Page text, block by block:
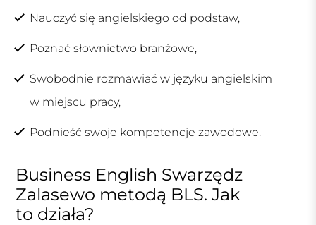
Nauczyć się angielskiego od podstaw,
Poznać słownictwo branżowe,
Swobodnie rozmawiać w języku angielskim
w miejscu pracy,
Podnieść swoje kompetencje zawodowe.
Business English Swarzędz
Zalasewo metodą BLS. Jak
to działa?